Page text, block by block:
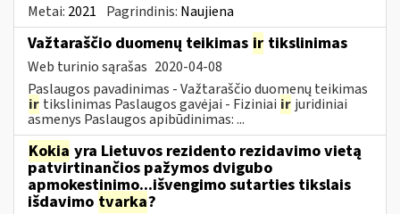
Metai: 2021 Pagrindinis: Naujiena
Važtaraščio duomenų teikimas ir tikslinimas
Web turinio sąrašas 2020-04-08
Paslaugos pavadinimas - Važtaraščio duomenų teikimas
ir tikslinimas Paslaugos gavėjai - Fiziniai ir juridiniai
asmenys Paslaugos apibūdinimas: ...
Kokia yra Lietuvos rezidento rezidavimo vietą
patvirtinančios pažymos dvigubo
apmokestinimo...išvengimo sutarties tikslais
išdavimo tvarka?